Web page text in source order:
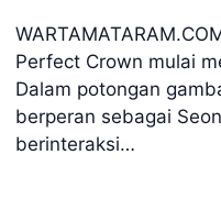
Perfect Crown mulai
Dalam potongan
berperan sebagai
berinteraksi…